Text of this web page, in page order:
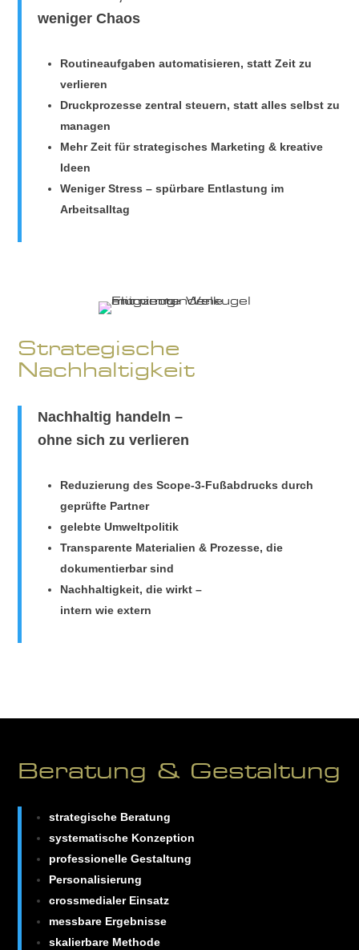
weniger Chaos
Routineaufgaben automatisieren, statt Zeit zu
verlieren
Druckprozesse zentral steuern, statt alles selbst zu
managen
Mehr Zeit für strategisches Marketing & kreative
Ideen
Weniger Stress – spürbare Entlastung im
Arbeitsalltag
Strategische
Nachhaltigkeit
Nachhaltig handeln –
ohne sich zu verlieren
Reduzierung des Scope-3-Fußabdrucks durch
geprüfte Partner
gelebte Umweltpolitik
Transparente Materialien & Prozesse, die
dokumentierbar sind
Nachhaltigkeit, die wirkt –
intern wie extern
Beratung & Gestaltung
strategische Beratung
systematische Konzeption
professionelle Gestaltung
Personalisierung
crossmedialer Einsatz
messbare Ergebnisse
skalierbare Methode